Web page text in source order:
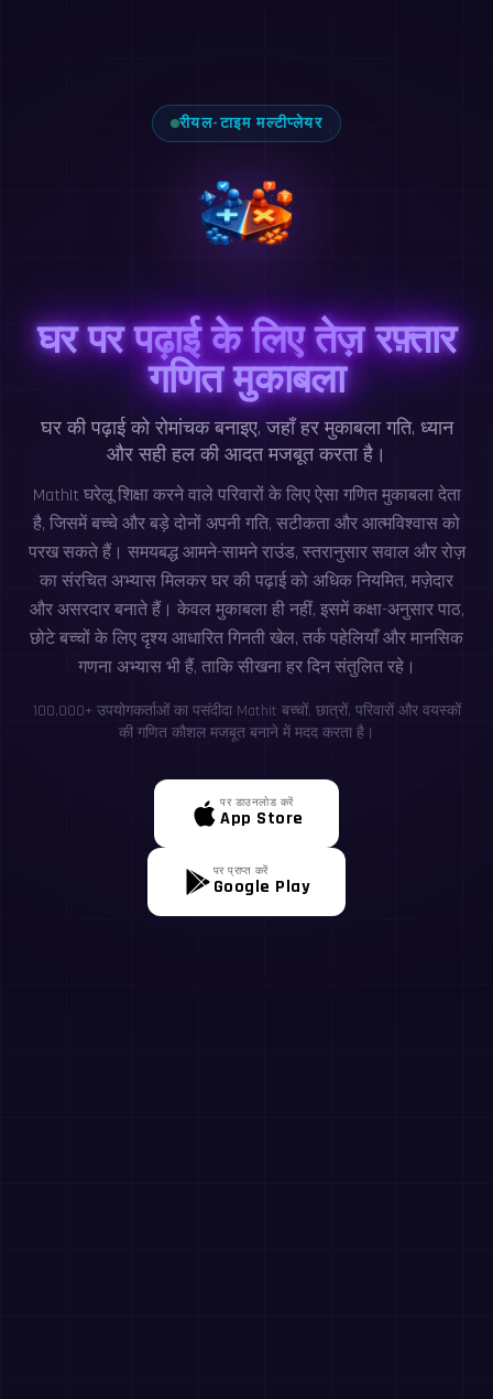
रीयल-टाइम मल्टीप्लेयर
घर पर पढ़ाई के लिए तेज़ रफ़्तार
गणित मुकाबला
घर की पढ़ाई को रोमांचक बनाइए, जहाँ हर मुकाबला गति, ध्यान
और सही हल की आदत मजबूत करता है।
MathIt घरेलू शिक्षा करने वाले परिवारों के लिए ऐसा गणित मुकाबला देता
है, जिसमें बच्चे और बड़े दोनों अपनी गति, सटीकता और आत्मविश्वास को
परख सकते हैं। समयबद्ध आमने-सामने राउंड, स्तरानुसार सवाल और रोज़
का संरचित अभ्यास मिलकर घर की पढ़ाई को अधिक नियमित, मज़ेदार
और असरदार बनाते हैं। केवल मुकाबला ही नहीं, इसमें कक्षा-अनुसार पाठ,
छोटे बच्चों के लिए दृश्य आधारित गिनती खेल, तर्क पहेलियाँ और मानसिक
गणना अभ्यास भी हैं, ताकि सीखना हर दिन संतुलित रहे।
100,000+ उपयोगकर्ताओं का पसंदीदा MathIt बच्चों, छात्रों, परिवारों और वयस्कों
की गणित कौशल मजबूत बनाने में मदद करता है।
पर डाउनलोड करें
App Store
पर प्राप्त करें
Google Play